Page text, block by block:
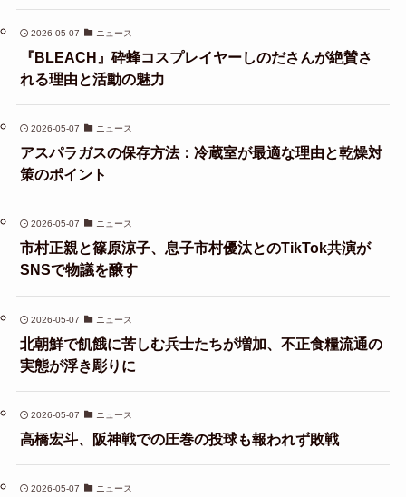
2026-05-07 ニュース
『BLEACH』砕蜂コスプレイヤーしのださんが絶賛さ
れる理由と活動の魅力
2026-05-07 ニュース
アスパラガスの保存方法：冷蔵室が最適な理由と乾燥対
策のポイント
2026-05-07 ニュース
市村正親と篠原涼子、息子市村優汰とのTikTok共演が
SNSで物議を醸す
2026-05-07 ニュース
北朝鮮で飢餓に苦しむ兵士たちが増加、不正食糧流通の
実態が浮き彫りに
2026-05-07 ニュース
高橋宏斗、阪神戦での圧巻の投球も報われず敗戦
2026-05-07 ニュース